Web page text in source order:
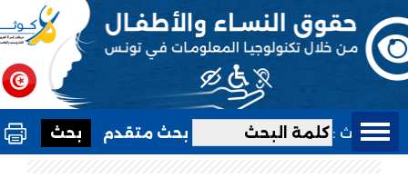
بحث : بحث متقدم